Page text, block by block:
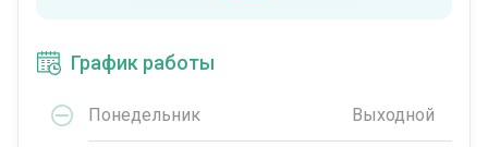
График работы
Понедельник Выходной